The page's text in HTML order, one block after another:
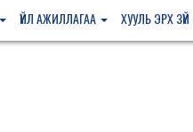
ҮЙЛ АЖИЛЛАГАА ХУУЛЬ ЭРХ ЗҮЙ